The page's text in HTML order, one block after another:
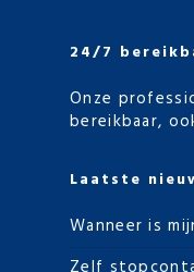
24/7
Onze
bereikbaar,
Laatste
Wanneer is